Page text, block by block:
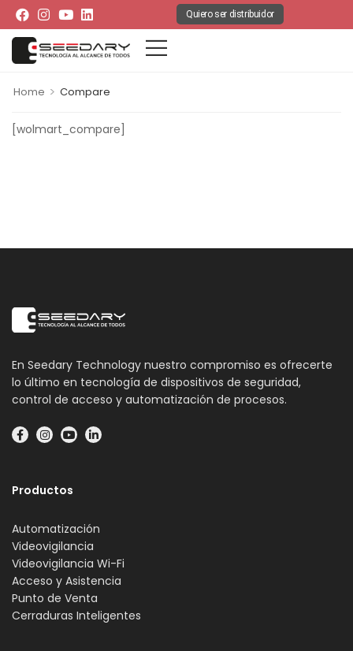
Quiero ser distribuidor
Home > Compare
[wolmart_compare]
En Seedary Technology nuestro compromiso es ofrecerte
lo último en tecnología de dispositivos de seguridad,
control de acceso y automatización de procesos.
Productos
Automatización
Videovigilancia
Videovigilancia Wi-Fi
Acceso y Asistencia
Punto de Venta
Cerraduras Inteligentes